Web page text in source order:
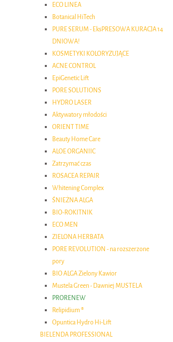
ECO LINEA
Botanical HiTech
PURE SERUM - EksPRESOWA KURACJA 14
DNIOWA!
KOSMETYKI KOLORYZUJĄCE
ACNE CONTROL
EpiGenetic Lift
PORE SOLUTIONS
HYDRO LASER
Aktywatory młodości
ORIENT TIME
Beauty Home Care
ALOE ORGANIIC
Zatrzymać czas
ROSACEA REPAIR
Whitening Complex
ŚNIEŻNA ALGA
BIO-ROKITNIK
ECO MEN
ZIELONA HERBATA
PORE REVOLUTION - na rozszerzone
pory
BIO ALGA Zielony Kawior
Mustela Green - Dawniej MUSTELA
PRORENEW
Relipidium ®
Opuntica Hydro Hi-Lift
BIELENDA PROFESSIONAL